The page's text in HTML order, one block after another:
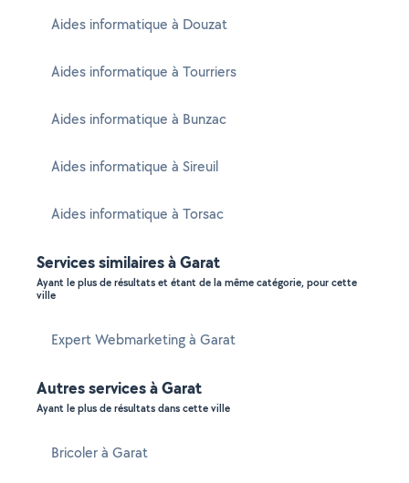
Aides informatique à Douzat
Aides informatique à Tourriers
Aides informatique à Bunzac
Aides informatique à Sireuil
Aides informatique à Torsac
Services similaires à Garat
Ayant le plus de résultats et étant de la même catégorie, pour cette
ville
Expert Webmarketing à Garat
Autres services à Garat
Ayant le plus de résultats dans cette ville
Bricoler à Garat